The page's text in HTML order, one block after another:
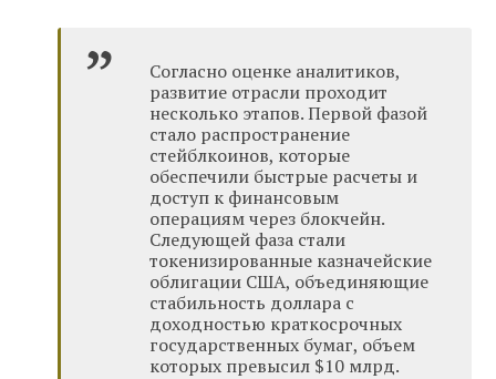
Согласно оценке аналитиков,
развитие отрасли проходит
несколько этапов. Первой фазой
стало распространение
стейблкоинов, которые
обеспечили быстрые расчеты и
доступ к финансовым
операциям через блокчейн.
Следующей фаза стали
токенизированные казначейские
облигации США, объединяющие
стабильность доллара с
доходностью краткосрочных
государственных бумаг, объем
которых превысил $10 млрд.